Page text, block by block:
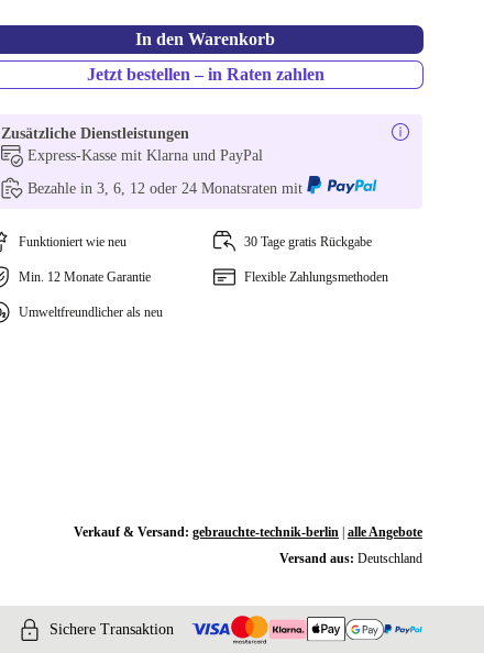
In den Warenkorb
Jetzt bestellen – in Raten zahlen
Zusätzliche Dienstleistungen
Express-Kasse mit Klarna und PayPal
Bezahle in 3, 6, 12 oder 24 Monatsraten mit
Funktioniert wie neu 30 Tage gratis Rückgabe
Min. 12 Monate Garantie Flexible Zahlungsmethoden
Umweltfreundlicher als neu
Verkauf & Versand: gebrauchte-technik-berlin| alle Angebote
Versand aus: Deutschland
Sichere Transaktion